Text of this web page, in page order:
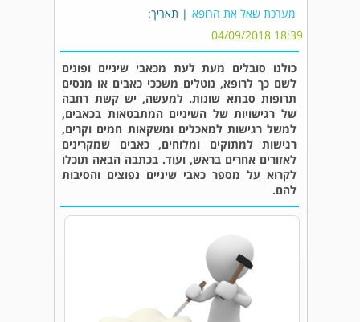
מערכת שאל את הרופא | תאריך:
18:39 04/09/2018
כולנו סובלים מעת לעת מכאבי שיניים ופונים
לשם כך לרופא, נוטלים משככי כאבים או מנסים
תרופות סבתא שונות. למעשה, יש קשת רחבה
של רגישויות של השיניים המתבטאות בכאבים,
למשל רגישות למאכלים ומשקאות חמים וקרים,
רגישות למתוקים ומלוחים, כאבים שמקרינים
לאזורים אחרים בראש, ועוד. בכתבה הבאה תוכלו
לקרוא על מספר כאבי שיניים נפוצים והסיבות
להם.